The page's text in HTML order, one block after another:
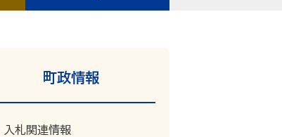
町政情報
入札関連情報